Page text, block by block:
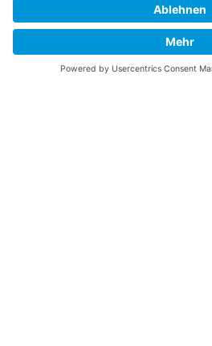
zu finden, die Sie suchen? Ich
freuen, wenn Sie meine Arbeit
Meunterstützen!